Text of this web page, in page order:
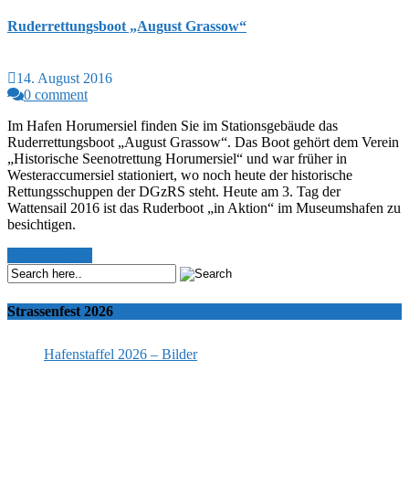
Ruderrettungsboot „August Grassow“
14. August 2016
0 comment
Im Hafen Horumersiel finden Sie im Stationsgebäude das
Ruderrettungsboot „August Grassow“. Das Boot gehört dem Verein
„Historische Seenotrettung Horumersiel“ und war früher in
Westeraccumersiel stationiert, wo noch heute der historische
Rettungsschuppen der DGzRS steht. Heute am 3. Tag der
Wattensail 2016 ist das Ruderboot „in Aktion“ im Museumshafen zu
besichtigen.
Strassenfest 2026
Hafenstaffel 2026 – Bilder